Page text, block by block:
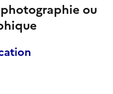
ou